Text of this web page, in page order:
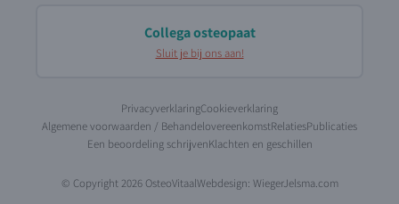
Collega osteopaat
Sluit je bij ons aan!
PrivacyverklaringCookieverklaring
Algemene voorwaarden / BehandelovereenkomstRelatiesPublicaties
Een beoordeling schrijvenKlachten en geschillen
© Copyright 2026 OsteoVitaalWebdesign: WiegerJelsma.com